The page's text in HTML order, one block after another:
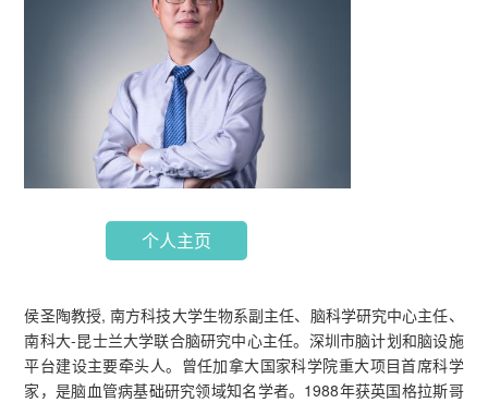
个人主页
侯圣陶教授, 南方科技大学生物系副主任、脑科学研究中心主任、
南科大-昆士兰大学联合脑研究中心主任。深圳市脑计划和脑设施
平台建设主要牵头人。曾任加拿大国家科学院重大项目首席科学
家，是脑血管病基础研究领域知名学者。1988年获英国格拉斯哥